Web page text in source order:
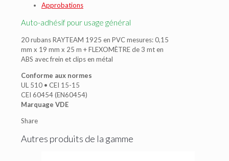
Approbations
Auto-adhésif pour usage général
20 rubans RAYTEAM 1925 en PVC mesures: 0,15
mm x 19 mm x 25 m + FLEXOMÈTRE de 3 mt en
ABS avec frein et clips en métal
Conforme aux normes
UL 510 • CEI 15-15
CEI 60454 (EN60454)
Marquage VDE
Share
Autres produits de la gamme